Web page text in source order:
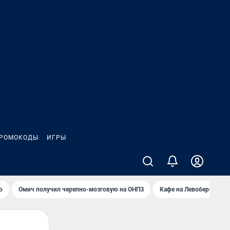
ИГРЫ
Омич получил черепно-мозговую на ОНПЗ Кафе на Левобережье